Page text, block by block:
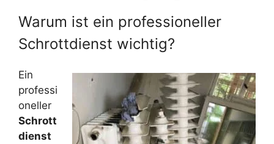
Warum ist ein professioneller
Schrottdienst wichtig?
Ein
professi
oneller
Schrott
dienst